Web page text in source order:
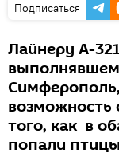
Подписаться
Лайнеру А-
возможность
того, как в
попали